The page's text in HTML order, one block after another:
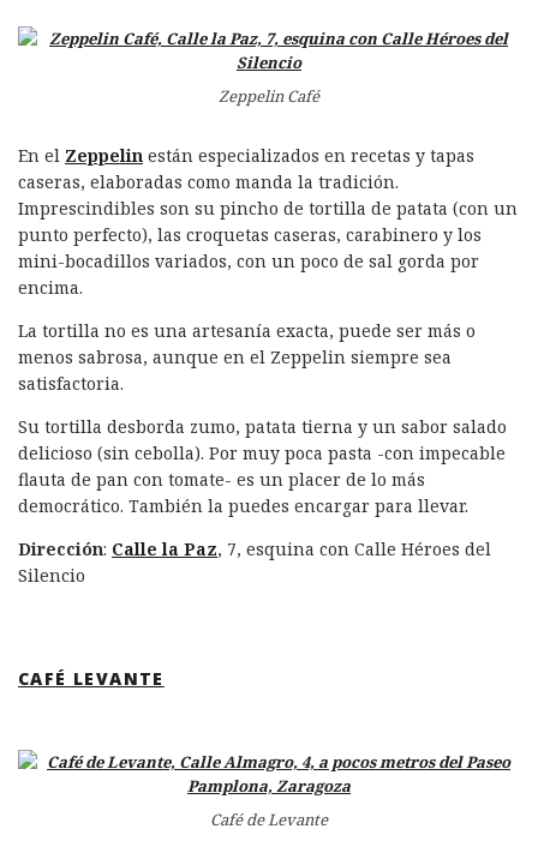
Zeppelin Café
En el Zeppelin están especializados en recetas y tapas
caseras, elaboradas como manda la tradición.
Imprescindibles son su pincho de tortilla de patata (con un
punto perfecto), las croquetas caseras, carabinero y los
mini-bocadillos variados, con un poco de sal gorda por
encima.
La tortilla no es una artesanía exacta, puede ser más o
menos sabrosa, aunque en el Zeppelin siempre sea
satisfactoria.
Su tortilla desborda zumo, patata tierna y un sabor salado
delicioso (sin cebolla). Por muy poca pasta -con impecable
flauta de pan con tomate- es un placer de lo más
democrático. También la puedes encargar para llevar.
Dirección: Calle la Paz, 7, esquina con Calle Héroes del
Silencio
CAFÉ LEVANTE
Café de Levante